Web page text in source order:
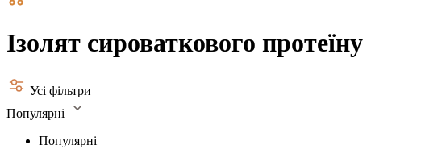
Ізолят сироваткового протеїну
Усі фільтри
Популярні
Популярні